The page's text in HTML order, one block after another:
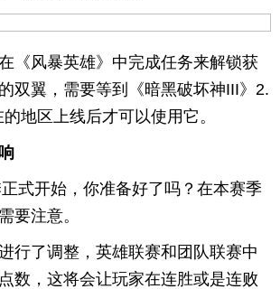
《风暴英雄》中完成任务来解锁获
双翼，需要等到《暗黑破坏神III》2.
地区上线后才可以使用它。
式开始，你准备好了吗？在本赛季
要注意。
行了调整，英雄联赛和团队联赛中
数，这将会让玩家在连胜或是连败